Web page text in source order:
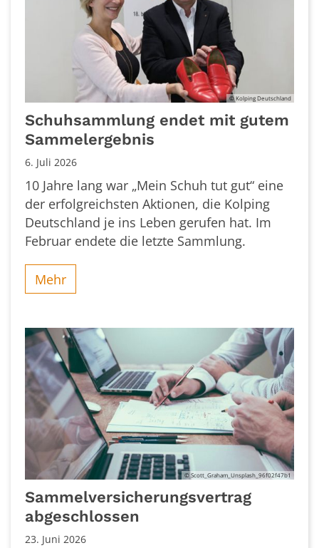
© Kolping Deutschland
Schuhsammlung endet mit gutem
Sammelergebnis
6. Juli 2026
10 Jahre lang war „Mein Schuh tut gut“ eine
der erfolgreichsten Aktionen, die Kolping
Deutschland je ins Leben gerufen hat. Im
Februar endete die letzte Sammlung.
Mehr
© Scott_Graham_Unsplash_96f02f47b1
Sammelversicherungsvertrag
abgeschlossen
23. Juni 2026